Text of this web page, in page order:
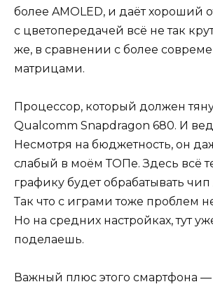
более AMOLED, и даёт хороший
с цветопередачей всё не так
же, в сравнении с более
матрицами.
Процессор, который должен
Qualcomm Snapdragon 680. И
Несмотря на бюджетность, он
слабый в моём ТОПе. Здесь всё
графику будет обрабатывать чип
Так что с играми тоже проблем
Но на средних настройках, тут
поделаешь.
Важный плюс этого смартфона —